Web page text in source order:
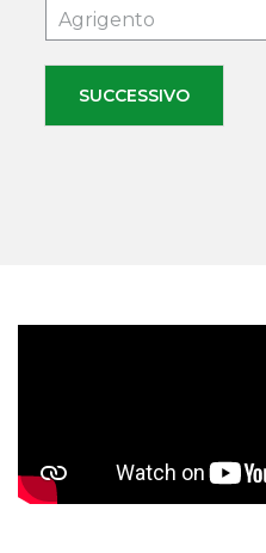
Agrigento
SUCCESSIVO